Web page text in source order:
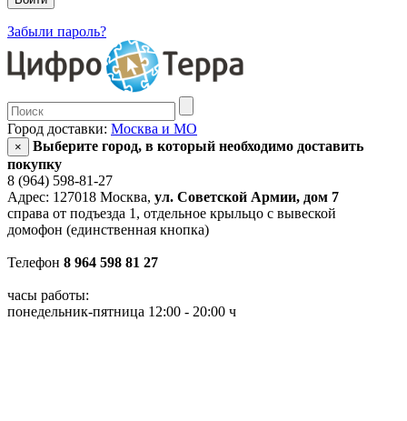
Забыли пароль?
Город доставки: Москва и МО
×
Выберите город, в который необходимо доставить
покупку
8 (964) 598-81-27
Адрес: 127018 Москва, ул. Советской Армии, дом 7
справа от подъезда 1, отдельное крыльцо с вывеской
домофон (единственная кнопка)
Телефон 8 964 598 81 27
часы работы:
понедельник-пятница 12:00 - 20:00 ч